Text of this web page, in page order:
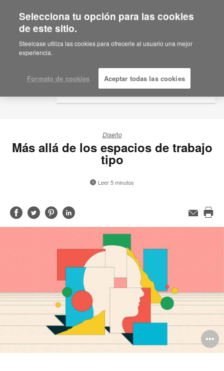
Are you in United States?
Would you like to see Products we sell in
your region?
English
Español
Diseño
Más allá de los espacios de trabajo
tipo
Leer 5 minutos
Compartir
en
Compartir
en
Compartir
en
Compartir
en
Linked-
in
Correo
Selecciona tu opción para las cookies
de este sitio.
Steelcase utiliza las cookies para ofrecerle al usuario una mejor
experiencia.
Formato de cookies Aceptar todas las cookies